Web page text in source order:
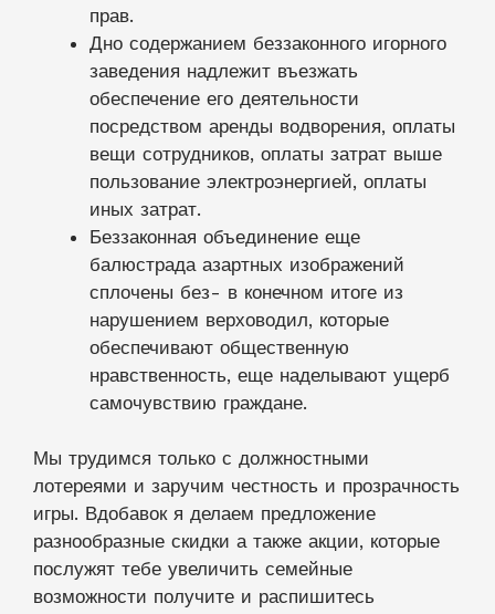
прав.
Дно содержанием беззаконного игорного
заведения надлежит въезжать
обеспечение его деятельности
посредством аренды водворения, оплаты
вещи сотрудников, оплаты затрат выше
пользование электроэнергией, оплаты
иных затрат.
Беззаконная объединение еще
балюстрада азартных изображений
сплочены без- в конечном итоге из
нарушением верховодил, которые
обеспечивают общественную
нравственность, еще наделывают ущерб
самочувствию граждане.
Мы трудимся только с должностными
лотереями и заручим честность и прозрачность
игры. Вдобавок я делаем предложение
разнообразные скидки а также акции, которые
послужят тебе увеличить семейные
возможности получите и распишитесь